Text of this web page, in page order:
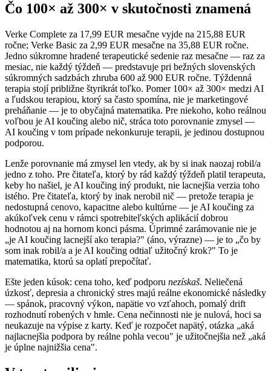
Čo 100× až 300× v skutočnosti znamená
Verke Complete za 17,99 EUR mesačne vyjde na 215,88 EUR
ročne; Verke Basic za 2,99 EUR mesačne na 35,88 EUR ročne.
Jedno súkromne hradené terapeutické sedenie raz mesačne — raz za
mesiac, nie každý týždeň — predstavuje pri bežných slovenských
súkromných sadzbách zhruba 600 až 900 EUR ročne. Týždenná
terapia stojí približne štyrikrát toľko. Pomer 100× až 300× medzi AI
a ľudskou terapiou, ktorý sa často spomína, nie je marketingové
preháňanie — je to obyčajná matematika. Pre niekoho, koho reálnou
voľbou je AI koučing alebo nič, stráca toto porovnanie zmysel —
AI koučing v tom prípade nekonkuruje terapii, je jedinou dostupnou
podporou.
Lenže porovnanie má zmysel len vtedy, ak by si inak naozaj robil/a
jedno z toho. Pre čitateľa, ktorý by rád každý týždeň platil terapeuta,
keby ho našiel, je AI koučing iný produkt, nie lacnejšia verzia toho
istého. Pre čitateľa, ktorý by inak nerobil nič — pretože terapia je
nedostupná cenovo, kapacitne alebo kultúrne — je AI koučing za
akúkoľvek cenu v rámci spotrebiteľských aplikácií dobrou
hodnotou aj na hornom konci pásma. Úprimné zarámovanie nie je
„je AI koučing lacnejší ako terapia?" (áno, výrazne) — je to „čo by
som inak robil/a a je AI koučing odtiaľ užitočný krok?" To je
matematika, ktorú sa oplatí prepočítať.
Ešte jeden kúsok: cena toho, keď podporu nezískaš. Neliečená
úzkosť, depresia a chronický stres majú reálne ekonomické následky
— spánok, pracovný výkon, napätie vo vzťahoch, pomalý drift
rozhodnutí robených v hmle. Cena nečinnosti nie je nulová, hoci sa
neukazuje na výpise z karty. Keď je rozpočet napätý, otázka „aká
najlacnejšia podpora by reálne pohla vecou" je užitočnejšia než „aká
je úplne najnižšia cena".